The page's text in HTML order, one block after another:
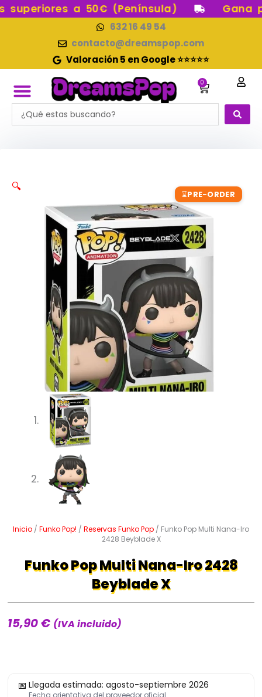
Ir
a 50€ (Península) Gana
632 16 49 54
contacto@dreamspop.com
Valoración 5 en Google ⭐⭐⭐⭐⭐
0
Carrito
Search
...
⌛PRE-ORDER
🔍
Inicio / Funko Pop! / Reservas Funko Pop / Funko Pop Multi Nana-Iro
2428 Beyblade X
Funko Pop Multi Nana-Iro 2428
Beyblade X
15,90€ (IVA incluido)
📅 Llegada estimada: agosto-septiembre 2026
Fecha orientativa del proveedor oficial
Pop